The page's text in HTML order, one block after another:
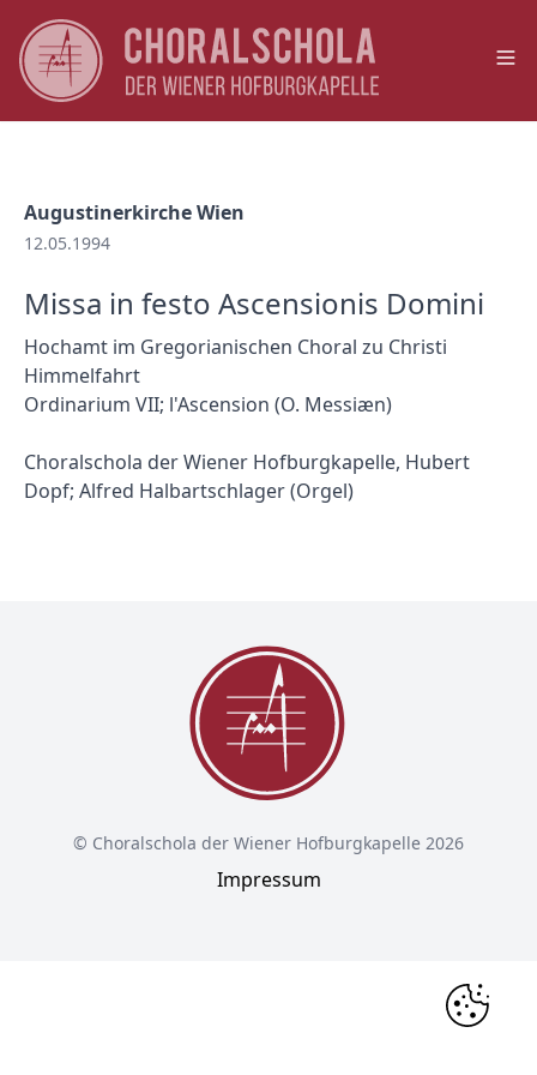
Augustinerkirche Wien
12.05.1994
Missa in festo Ascensionis Domini
Hochamt im Gregorianischen Choral zu Christi
Himmelfahrt
Ordinarium VII; l'Ascension (O. Messiæn)
Choralschola der Wiener Hofburgkapelle, Hubert
Dopf; Alfred Halbartschlager (Orgel)
© Choralschola der Wiener Hofburgkapelle 2026
Impressum